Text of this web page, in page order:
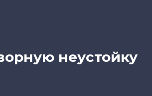
неустойку